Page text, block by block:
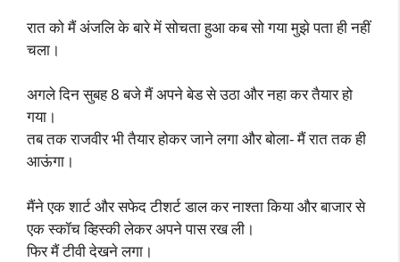
रात को मैं अंजलि के बारे में सोचता हुआ कब सो गया मुझे पता ही नहीं
चला।
अगले दिन सुबह 8 बजे मैं अपने बेड से उठा और नहा कर तैयार हो
गया।
तब तक राजवीर भी तैयार होकर जाने लगा और बोला- मैं रात तक ही
आऊंगा।
मैंने एक शार्ट और सफेद टीशर्ट डाल कर नाश्ता किया और बाजार से
एक स्कॉच व्हिस्की लेकर अपने पास रख ली।
फिर मैं टीवी देखने लगा।